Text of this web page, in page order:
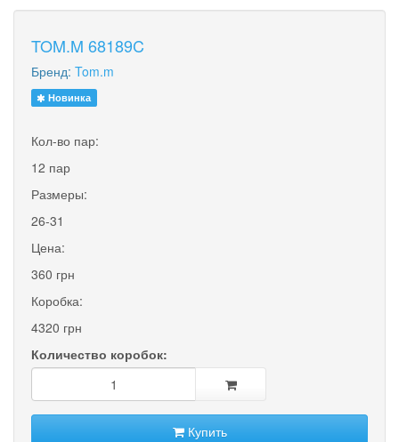
TOM.M 68189C
Бренд: Tom.m
Новинка
Кол-во пар:
12 пар
Размеры:
26-31
Цена:
360 грн
Коробка:
4320 грн
Количество коробок:
Купить